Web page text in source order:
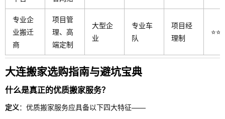
专业企
业搬迁
商
项目管
理、高
端定制
大型企
业
专业车
队
项目经
理制
大连搬家选购指南与避坑宝典
什么是真正的优质搬家服务？
定义：优质搬家服务应具备以下四大特征——